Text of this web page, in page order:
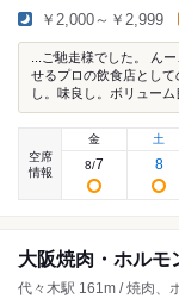
￥2,000～￥2,999
...ご馳走様でした。 ん
せるプロの飲食店とし
し。味良し。ボリュー
空席
情報
金
8/7
土
8
大阪焼肉・ホルモ
代々木駅 161m / 焼肉、